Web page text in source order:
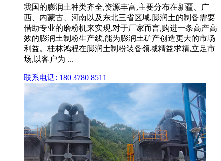
我国的膨润土种类齐全,资源丰富,主要分布在新疆、广
西、内蒙古、河南以及东北三省区域,膨润土的制备需要
借助专业的磨粉机来实现,对于厂家而言,购进一条高产高
效的膨润土制粉生产线,能为膨润土矿产创造更大的市场
利益。桂林鸿程在膨润土制粉装备领域精益求精,立足市
场,以客户为 ...
联系电话: 180 3780 8511